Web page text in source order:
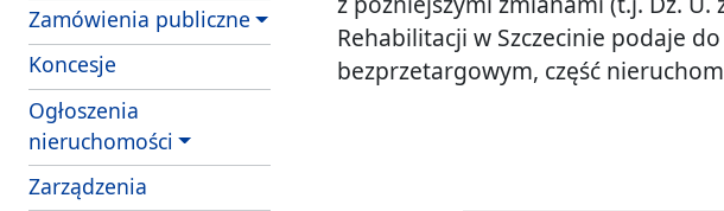
Zamówienia publiczne
Koncesje
Ogłoszenia
nieruchomości
Zarządzenia
Rehabilitacji w Szczecinie podaje
bezprzetargowym, część